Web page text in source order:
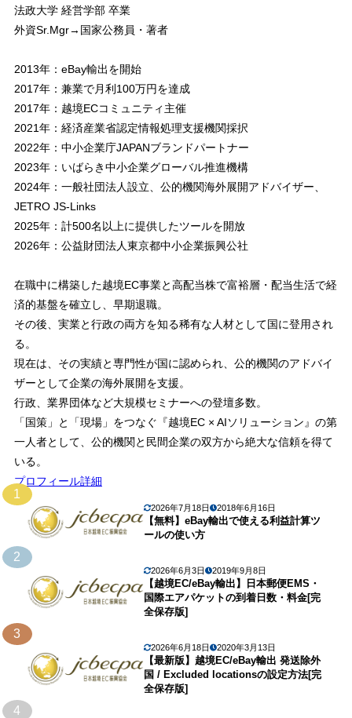
法政大学 経営学部 卒業
外資Sr.Mgr→国家公務員・著者
2013年：eBay輸出を開始
2017年：兼業で月利100万円を達成
2017年：越境ECコミュニティ主催
2021年：経済産業省認定情報処理支援機関採択
2022年：中小企業庁JAPANブランドパートナー
2023年：いばらき中小企業グローバル推進機構
2024年：一般社団法人設立、公的機関海外展開アドバイザー、
JETRO JS-Links
2025年：計500名以上に提供したツールを開放
2026年：公益財団法人東京都中小企業振興公社
在職中に構築した越境EC事業と高配当株で富裕層・配当生活で経
済的基盤を確立し、早期退職。
その後、実業と行政の両方を知る稀有な人材として国に登用され
る。
現在は、その実績と専門性が国に認められ、公的機関のアドバイ
ザーとして企業の海外展開を支援。
行政、業界団体など大規模セミナーへの登壇多数。
「国策」と「現場」をつなぐ『越境EC × AIソリューション』の第
一人者として、公的機関と民間企業の双方から絶大な信頼を得て
いる。
プロフィール詳細
1
2026年7月18日 2018年6月16日
【無料】eBay輸出で使える利益計算ツ
ールの使い方
2
2026年6月3日 2019年9月8日
【越境EC/eBay輸出】日本郵便EMS・
国際エアパケットの到着日数・料金[完
全保存版]
3
2026年6月18日 2020年3月13日
【最新版】越境EC/eBay輸出 発送除外
国 / Excluded locationsの設定方法[完
全保存版]
4